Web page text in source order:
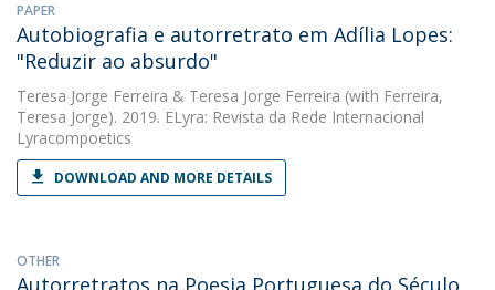
PAPER
Autobiografia e autorretrato em Adília Lopes:
"Reduzir ao absurdo"
Teresa Jorge Ferreira & Teresa Jorge Ferreira (with Ferreira,
Teresa Jorge). 2019. ELyra: Revista da Rede Internacional
Lyracompoetics
DOWNLOAD AND MORE DETAILS
OTHER
Autorretratos na Poesia Portuguesa do Século